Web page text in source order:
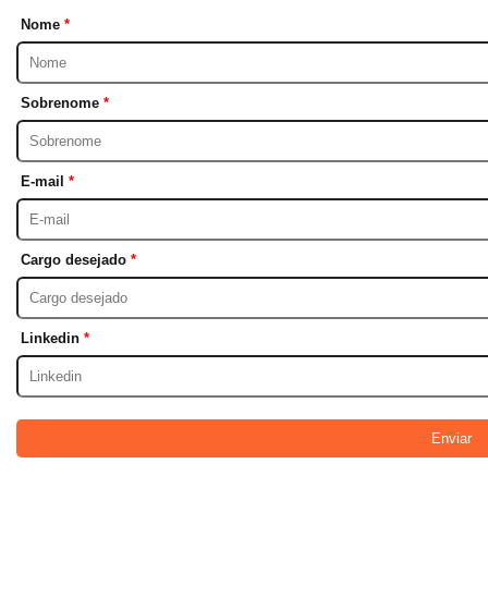
Nome
Sobrenome
E-mail
Cargo desejado
Linkedin